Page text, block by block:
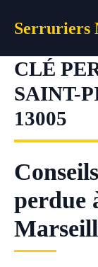
Serruriers
CLÉ
SAINT-
13005
perdue